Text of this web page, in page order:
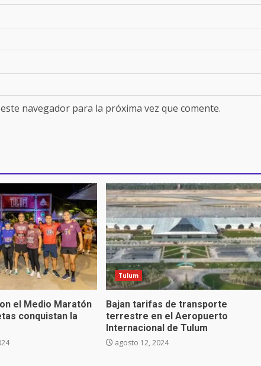
navegador para la próxima vez que comente.
el Medio Maratón
conquistan la
Tulum
Bajan tarifas de transporte
terrestre en el Aeropuerto
Internacional de Tulum
agosto 12, 2024